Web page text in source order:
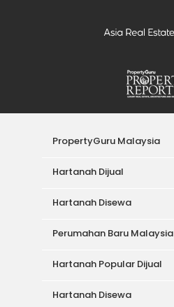
PropertyGuru Malaysia
Hartanah Dijual
Hartanah Disewa
Perumahan Baru Malaysia
Hartanah Popular Dijual
Hartanah Disewa